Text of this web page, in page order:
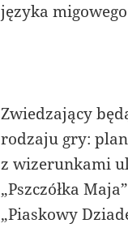
języka
Zwiedzający
rodzaju gry:
z wizerunkami
„Pszczółka
„Piaskowy